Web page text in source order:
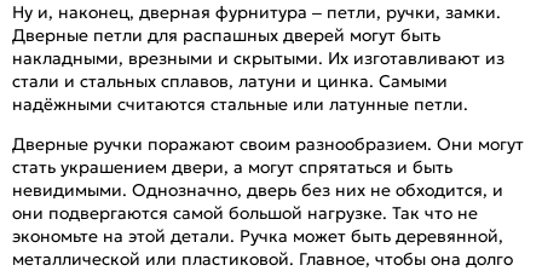
Ну и, наконец, дверная фурнитура – петли, ручки, замки.
Дверные петли для распашных дверей могут быть
накладными, врезными и скрытыми. Их изготавливают из
стали и стальных сплавов, латуни и цинка. Самыми
надёжными считаются стальные или латунные петли.
Дверные ручки поражают своим разнообразием. Они могут
стать украшением двери, а могут спрятаться и быть
невидимыми. Однозначно, дверь без них не обходится, и
они подвергаются самой большой нагрузке. Так что не
экономьте на этой детали. Ручка может быть деревянной,
металлической или пластиковой. Главное, чтобы она долго